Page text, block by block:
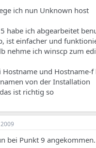
ich nun Unknown host
habe ich abgearbeitet
ist einfacher und
nehme ich winscp zum
Hostname und Hostname-
von der Installation
ist richtig so
bei Punkt 9